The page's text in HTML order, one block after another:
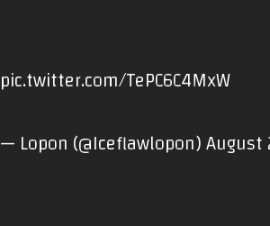
pic.twitter.com/TePC6C4MxW
— Lopon (@Iceflawlopon)August